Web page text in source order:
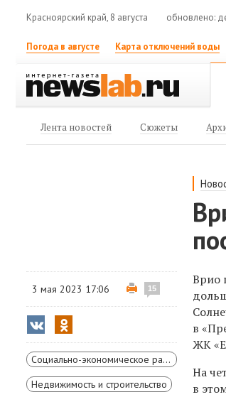
Красноярский край, 8 августа обновлено:
Погода в августе Карта отключений воды
Лента новостей Сюжеты
3 мая 2023 17:06 15
Социально-экономическое развитие Красноярского края
Недвижимость и строительство
Врио
в
ЖК
На
в